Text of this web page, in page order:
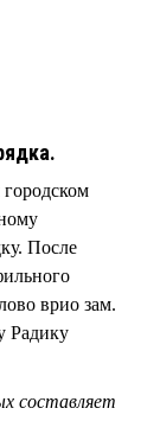
После
врио зам.
Радику
составляет